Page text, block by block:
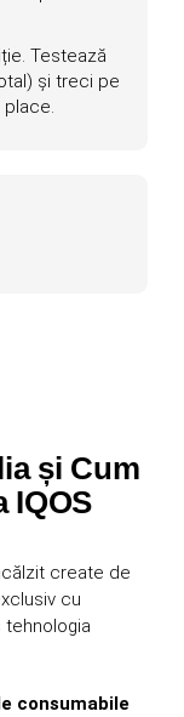
Testează
și treci pe
și Cum
IQOS
create de
cu
tehnologia
consumabile